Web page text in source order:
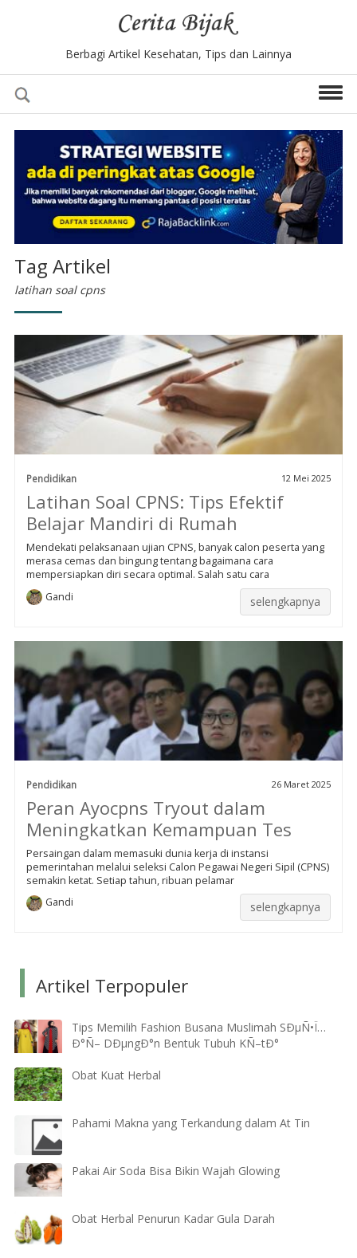
Berbagi Artikel Kesehatan, Tips dan Lainnya
Tag Artikel
latihan soal cpns
Pendidikan 12 Mei 2025
Latihan Soal CPNS: Tips Efektif
Belajar Mandiri di Rumah
Mendekati pelaksanaan ujian CPNS, banyak calon peserta yang
merasa cemas dan bingung tentang bagaimana cara
mempersiapkan diri secara optimal. Salah satu cara
Gandi
selengkapnya
Pendidikan 26 Maret 2025
Peran Ayocpns Tryout dalam
Meningkatkan Kemampuan Tes
Persaingan dalam memasuki dunia kerja di instansi
pemerintahan melalui seleksi Calon Pegawai Negeri Sipil (CPNS)
semakin ketat. Setiap tahun, ribuan pelamar
Gandi
selengkapnya
Artikel Terpopuler
Tips Memilih Fashion Busana Muslimah SÐµÑ•Ï…
Ð°Ñ– DÐµngÐ°n Bentuk Tubuh KÑ–tÐ°
Obat Kuat Herbal
Pahami Makna yang Terkandung dalam At Tin
Pakai Air Soda Bisa Bikin Wajah Glowing
Obat Herbal Penurun Kadar Gula Darah